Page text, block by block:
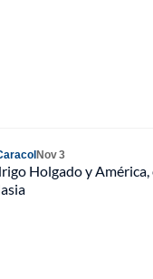
Nov 3
Holgado y